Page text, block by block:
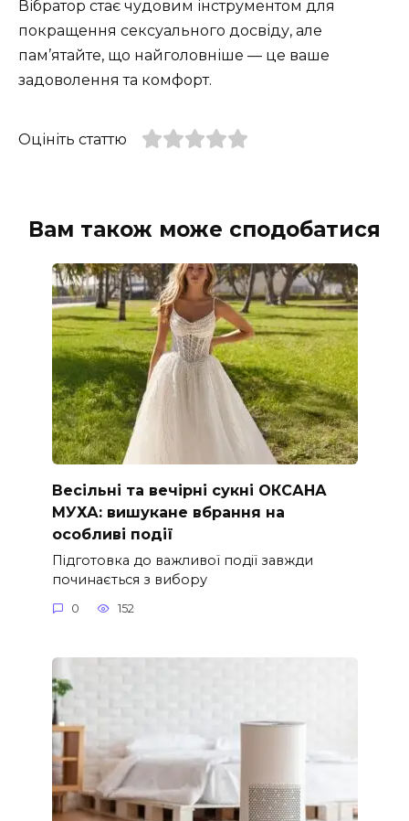
Вібратор стає чудовим інструментом для
покращення сексуального досвіду, але
пам’ятайте, що найголовніше — це ваше
задоволення та комфорт.
Оцініть статтю
Вам також може сподобатися
Весільні та вечірні сукні ОКСАНА
МУХА: вишукане вбрання на
особливі події
Підготовка до важливої події завжди
починається з вибору
0 152